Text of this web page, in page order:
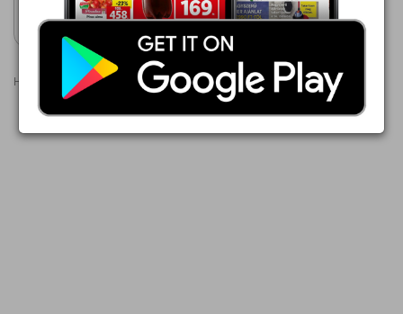
Akciós újság
megtekintése
Hirdetések